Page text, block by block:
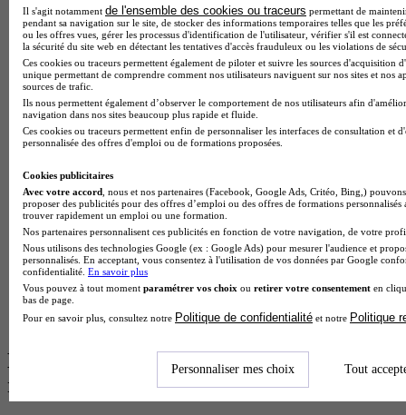
BTS Esf en alternance
BTS Dietetique en alternance
BTS Mco en alternance
BTS Pi en alternance
BTS Sp3s en alternance
Master CCA en alternance
BTS Ndrc en alternance
BTS Sam en alternance
Cap Fleuriste en alternance
MSc Marketing Digital en alternance
BTS Gpme en alternance
Cap Electricien en alternance
BTS Gpn en alternance
BTS Domotique en alternance
BAC Pro Agora en alternance
BTS Sta en alternance
BTS Iris en alternance
BTS Tpl en alternance
BTS Ati en alternance
Les diplômes par filière les plus
recherchés
Il s'agit notamment de l'ensemble des cookies ou traceurs permettant de
pendant sa navigation sur le site, de stocker des informations temporaires telles que les
ou les offres vues, gérer les processus d'identification de l'utilisateur, vérifier s'il est
la sécurité du site web en détectant les tentatives d'accès frauduleux ou les violations de
Ces cookies ou traceurs permettent également de piloter et suivre les sources d'acquisition
unique permettant de comprendre comment nos utilisateurs naviguent sur nos sites et nos
sources de trafic.
Ils nous permettent également d’observer le comportement de nos utilisateurs afin
navigation dans nos sites beaucoup plus rapide et fluide.
Ces cookies ou traceurs permettent enfin de personnaliser les interfaces de consultation et
personnalisée des offres d'emploi ou de formations proposées.
Cookies publicitaires
Avec votre accord , nous et nos partenaires (Facebook, Google Ads, Critéo, Bing,)
proposer des publicités pour des offres d’emploi ou des offres de formations
trouver rapidement un emploi ou une formation.
Nos partenaires personnalisent ces publicités en fonction de votre navigation, de votre
Nous utilisons des technologies Google (ex : Google Ads) pour mesurer l'audience et
personnalisés. En acceptant, vous consentez à l'utilisation de vos données par Google
confidentialité. En savoir plus
Vous pouvez à tout moment paramétrer vos choix ou retirer votre consentement en
bas de page.
Pour en savoir plus, consultez notre Politique de confidentialité et notre Politique
Personnaliser mes choix Tout